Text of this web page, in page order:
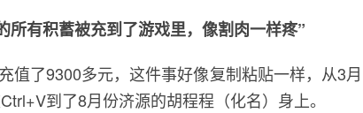
所有积蓄被充到了游戏里，像割肉一样疼”
值了9300多元，这件事好像复制粘贴一样，从3月
到了8月份济源的胡程程（化名）身上。